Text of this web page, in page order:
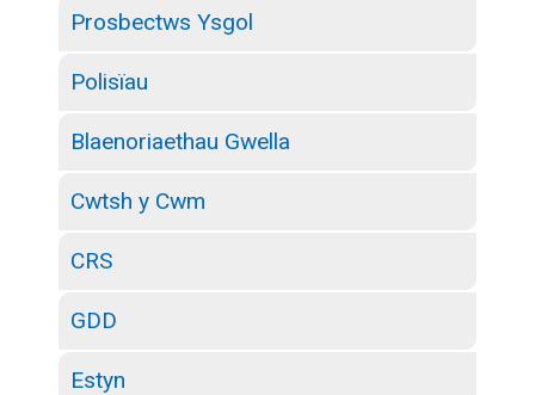
Prosbectws Ysgol
Polisïau
Blaenoriaethau Gwella
Cwtsh y Cwm
CRS
GDD
Estyn